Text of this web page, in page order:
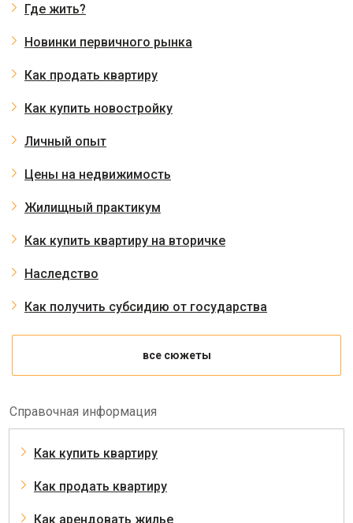
Где жить?
Новинки первичного рынка
Как продать квартиру
Как купить новостройку
Личный опыт
Цены на недвижимость
Жилищный практикум
Как купить квартиру на вторичке
Наследство
Как получить субсидию от государства
все сюжеты
Справочная информация
Как купить квартиру
Как продать квартиру
Как арендовать жилье